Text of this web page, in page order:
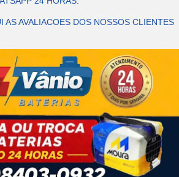
AS AVALIACOES DOS NOSSOS CLIENTES